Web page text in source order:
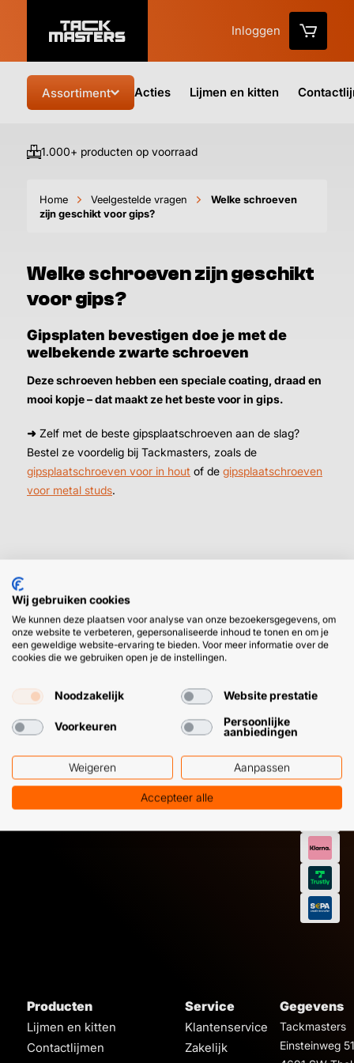
Inloggen
Assortiment Acties Lijmen en kitten
1.000+ producten op voorraad
Home Veelgestelde vragen
Welke schroeven
zijn geschikt voor gips?
Welke schroeven zijn geschikt
voor gips?
Gipsplaten bevestigen doe je met de
welbekende zwarte schroeven
Deze schroeven hebben een speciale coating, draad en
mooi kopje – dat maakt ze het beste voor in gips.
➜ Zelf met de beste gipsplaatschroeven aan de slag?
Bestel ze voordelig bij Tackmasters, zoals de
gipsplaatschroeven voor in hout of de gipsplaatschroeven
voor metal studs.
HULP OF ADVIES NODIG?
7224
12 09 51
BETAAL
Producten
Lijmen en kitten
Contactlijmen
Service
Klantenservice
Zakelijk
Gegevens
Tackmasters
Einsteinweg 51
Wij gebruiken cookies
We kunnen deze plaatsen voor analyse van onze bezoekersgegevens, om
onze website te verbeteren, gepersonaliseerde inhoud te tonen en om je
een geweldige website-ervaring te bieden. Voor meer informatie over de
cookies die we gebruiken open je de instellingen.
Noodzakelijk Website prestatie
Voorkeuren
Persoonlijke
aanbiedingen
Weigeren Aanpassen
Accepteer alle